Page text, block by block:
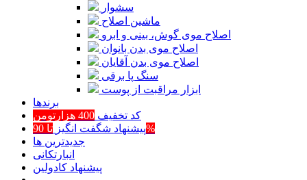
سشوار
ماشین اصلاح
اصلاح موی گوش، بینی و ابرو
اصلاح موی بدن بانوان
اصلاح موی بدن آقایان
سنگ پا برقی
ابزار مراقبت از پوست
برند‌ها
کد تخفیف 400 هزارتومن
پیشنهاد شگفت انگیزتا 90%
جدیدترین ها
انبارتکانی
پیشنهاد کادولین